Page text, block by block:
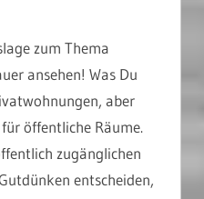
zum Thema
ansehen! Was Du
aber
öffentliche Räume.
zugänglichen
entscheiden,